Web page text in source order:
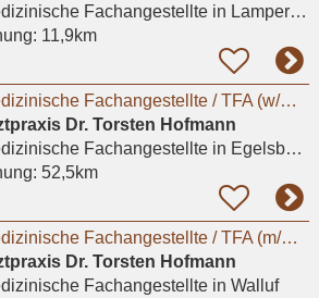
Fachangestelltein Lampertheim, Hüttenfeld
11,9km
Tiermedizinische Fachangestellte / TFA (w/m/d) - Egelsbach / Hessen
Dr. Torsten Hofmann
Fachangestelltein Egelsbach
52,5km
Tiermedizinische Fachangestellte / TFA (m/w/d) – Walluf / Wiesbaden / Hessen
Dr. Torsten Hofmann
Fachangestelltein Walluf